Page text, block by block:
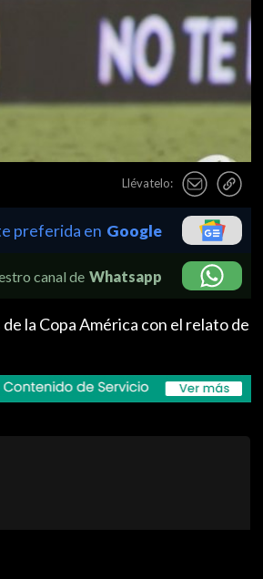
Llévatelo:
preferida en Google
canal de Whatsapp
la Copa América con el relato de